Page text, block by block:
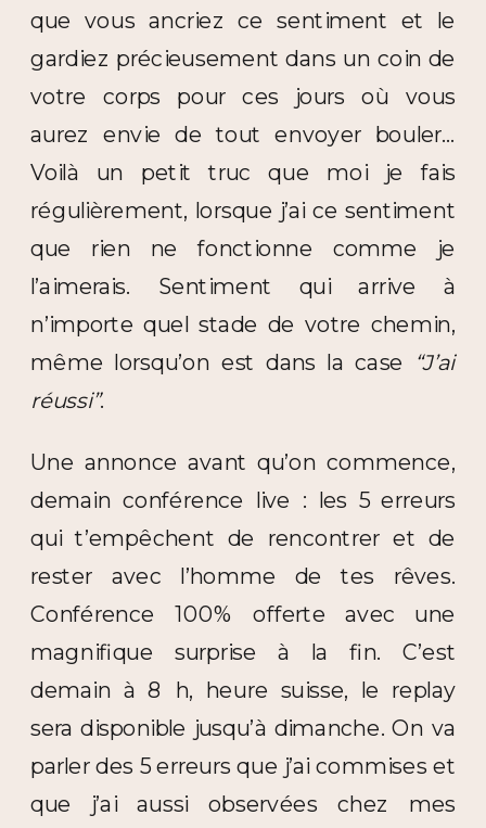
que vous ancriez ce sentiment et le
gardiez précieusement dans un coin de
votre corps pour ces jours où vous
aurez envie de tout envoyer bouler…
Voilà un petit truc que moi je fais
régulièrement, lorsque j’ai ce sentiment
que rien ne fonctionne comme je
l’aimerais. Sentiment qui arrive à
n’importe quel stade de votre chemin,
même lorsqu’on est dans la case “J’ai
réussi”.
Une annonce avant qu’on commence,
demain conférence live : les 5 erreurs
qui t’empêchent de rencontrer et de
rester avec l’homme de tes rêves.
Conférence 100% offerte avec une
magnifique surprise à la fin. C’est
demain à 8 h, heure suisse, le replay
sera disponible jusqu’à dimanche. On va
parler des 5 erreurs que j’ai commises et
que j’ai aussi observées chez mes